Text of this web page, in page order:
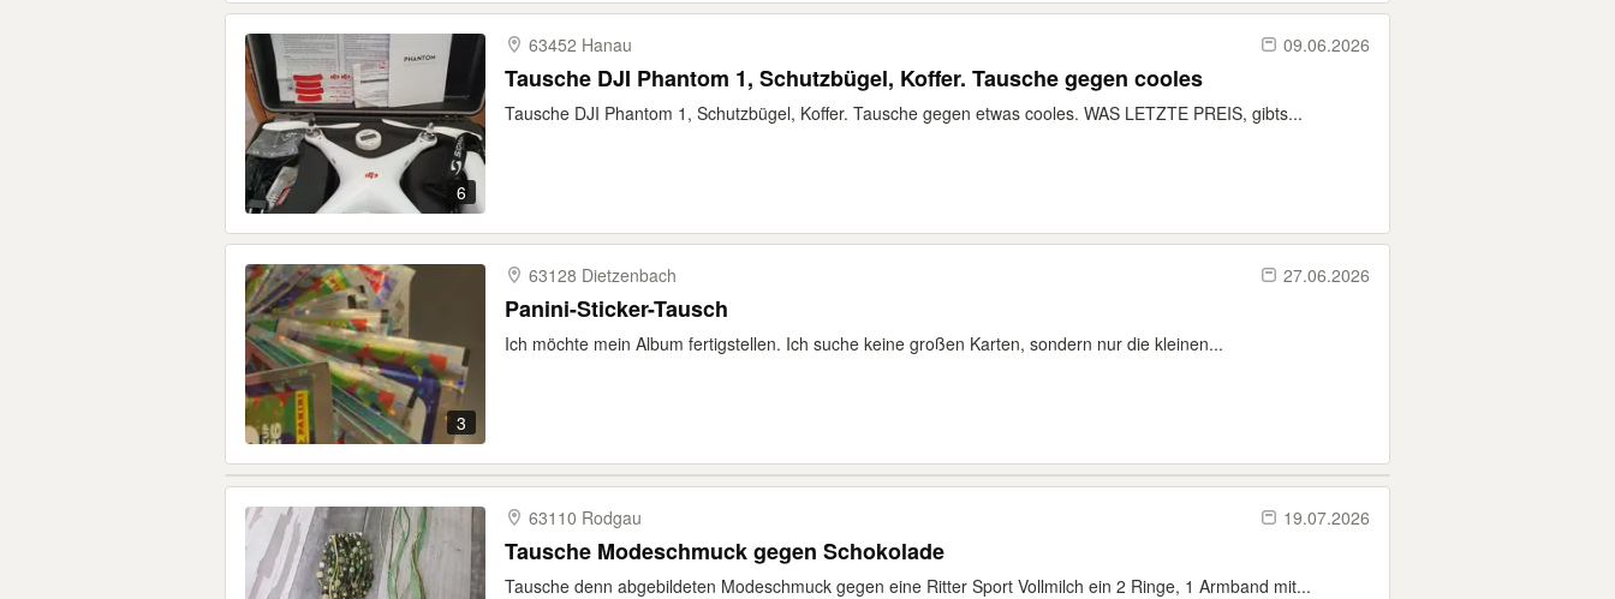
6
63452 Hanau 09.06.2026
Tausche DJI Phantom 1, Schutzbügel, Koffer. Tausche gegen cooles
Tausche DJI Phantom 1, Schutzbügel, Koffer. Tausche gegen etwas cooles. WAS LETZTE PREIS, gibts...
3
63128 Dietzenbach 27.06.2026
Panini-Sticker-Tausch
Ich möchte mein Album fertigstellen. Ich suche keine großen Karten, sondern nur die kleinen...
63110 Rodgau 19.07.2026
Tausche Modeschmuck gegen Schokolade
Tausche denn abgebildeten Modeschmuck gegen eine Ritter Sport Vollmilch ein 2 Ringe, 1 Armband mit...